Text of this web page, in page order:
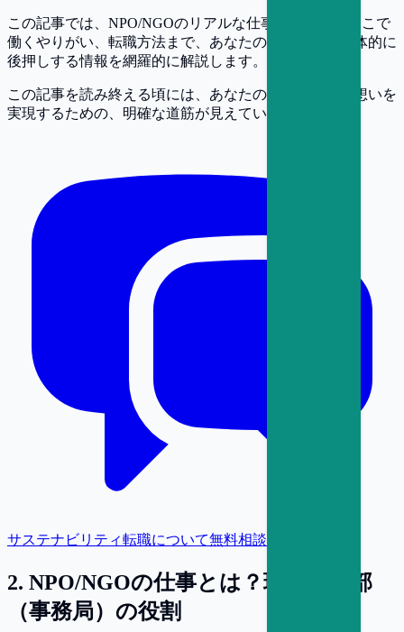
この記事では、NPO/NGOのリアルな仕事内容から、そこで
働くやりがい、転職方法まで、あなたの転職活動を具体的に
後押しする情報を網羅的に解説します。
この記事を読み終える頃には、あなたの社会貢献への想いを
実現するための、明確な道筋が見えているはずです。
サステナビリティ転職について無料相談
2. NPO/NGOの仕事とは？現場と本部
（事務局）の役割